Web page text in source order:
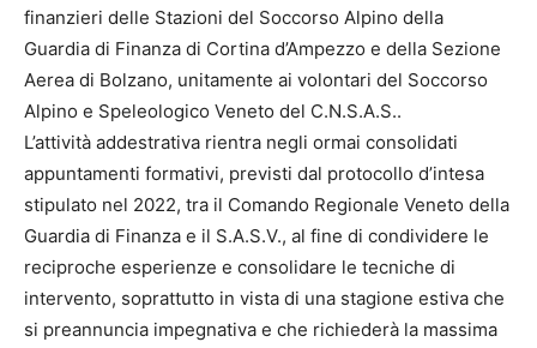
finanzieri delle Stazioni del Soccorso Alpino della
Guardia di Finanza di Cortina d’Ampezzo e della Sezione
Aerea di Bolzano, unitamente ai volontari del Soccorso
Alpino e Speleologico Veneto del C.N.S.A.S..
L’attività addestrativa rientra negli ormai consolidati
appuntamenti formativi, previsti dal protocollo d’intesa
stipulato nel 2022, tra il Comando Regionale Veneto della
Guardia di Finanza e il S.A.S.V., al fine di condividere le
reciproche esperienze e consolidare le tecniche di
intervento, soprattutto in vista di una stagione estiva che
si preannuncia impegnativa e che richiederà la massima